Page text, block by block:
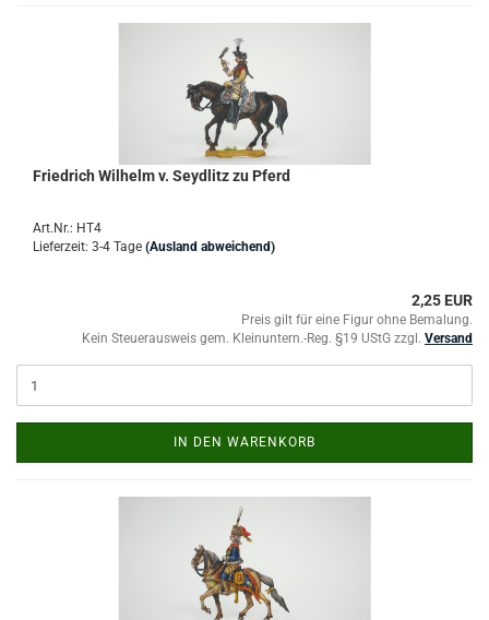
Friedrich Wilhelm v. Seydlitz zu Pferd
Art.Nr.: HT4
Lieferzeit: 3-4 Tage (Ausland abweichend)
2,25 EUR
Preis gilt für eine Figur ohne Bemalung.
Kein Steuerausweis gem. Kleinuntern.-Reg. §19 UStG zzgl. Versand
IN DEN WARENKORB